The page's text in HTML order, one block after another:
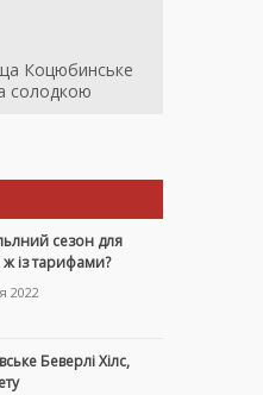
Коцюбинське
солодкою
сезон для
із тарифами?
2022
Беверлі Хілс,